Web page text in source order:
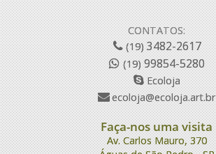
CONTATOS:
(19)3482-2617
(19)99854-5280
Ecoloja
ecoloja@ecoloja.art.br
Faça-nos uma visita
Av. Carlos Mauro, 370